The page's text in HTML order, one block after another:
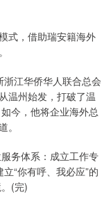
式，借助瑞安籍海外
江华侨华人联合总会
温州始发，打破了温
今，他将企业海外总
。
务体系：成立工作专
“你有呼、我必应”的
(完)